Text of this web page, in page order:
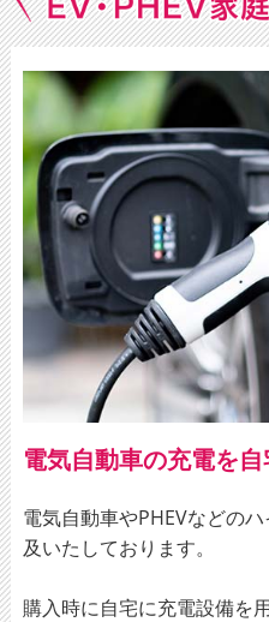
電気自動車の充電を自
電気自動車やPHEVなどの
及いたしております。
購入時に自宅に充電設備を